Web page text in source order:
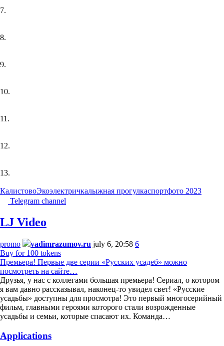
7.
8.
9.
10.
11.
12.
13.
КалистовоЭкоэлектричкалыжная прогулкаспортфото 2023
Telegram channel
LJ Video
promo vadimrazumov.ru july 6, 20:58 6
Buy for 100 tokens
Премьера! Первые две серии «Русских усадеб» можно
посмотреть на сайте…
Друзья, у нас с коллегами большая премьера! Сериал, о котором
я вам давно рассказывал, наконец-то увидел свет! «Русские
усадьбы» доступны для просмотра! Это первый многосерийный
фильм, главными героями которого стали возрожденные
усадьбы и семьи, которые спасают их. Команда…
Applications